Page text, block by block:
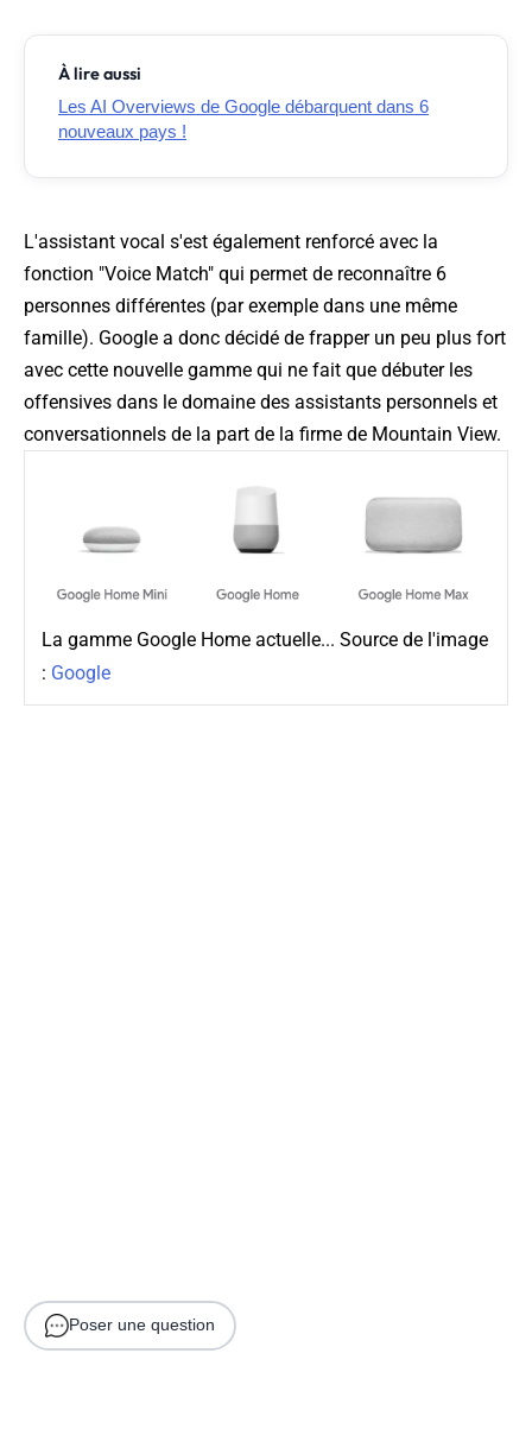
À lire aussi
Les AI Overviews de Google débarquent dans 6
nouveaux pays !
L'assistant vocal s'est également renforcé avec la
fonction "Voice Match" qui permet de reconnaître 6
personnes différentes (par exemple dans une même
famille). Google a donc décidé de frapper un peu plus fort
avec cette nouvelle gamme qui ne fait que débuter les
offensives dans le domaine des assistants personnels et
conversationnels de la part de la firme de Mountain View.
La gamme Google Home actuelle... Source de l'image
: Google
Poser une question